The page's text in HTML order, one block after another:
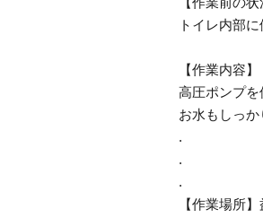
トイレ内部
【作業内容】
高圧ポンプを
お水もしっか
.
.
.
【作業場所